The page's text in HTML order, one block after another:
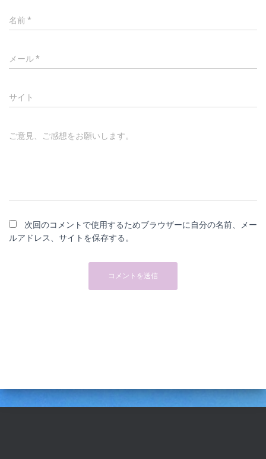
名前*
メール*
サイト
ご意見、ご感想をお願いします。
次回のコメントで使用するためブラウザーに自分の名前、メー
ルアドレス、サイトを保存する。